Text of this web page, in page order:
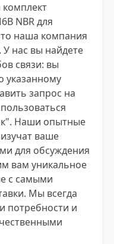
комплект
NBR для
наша компания
нас вы найдете
связи: вы
указанному
запрос на
Наши опытные
ваше
для обсуждения
вам уникальное
с самыми
Мы всегда
потребности и